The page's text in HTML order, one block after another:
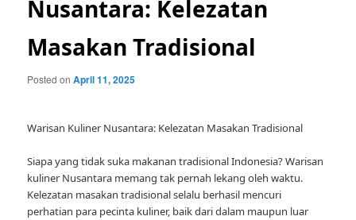
Nusantara: Kelezatan
Masakan Tradisional
Posted onApril 11, 2025
Warisan Kuliner Nusantara: Kelezatan Masakan Tradisional
Siapa yang tidak suka makanan tradisional Indonesia? Warisan
kuliner Nusantara memang tak pernah lekang oleh waktu.
Kelezatan masakan tradisional selalu berhasil mencuri
perhatian para pecinta kuliner, baik dari dalam maupun luar